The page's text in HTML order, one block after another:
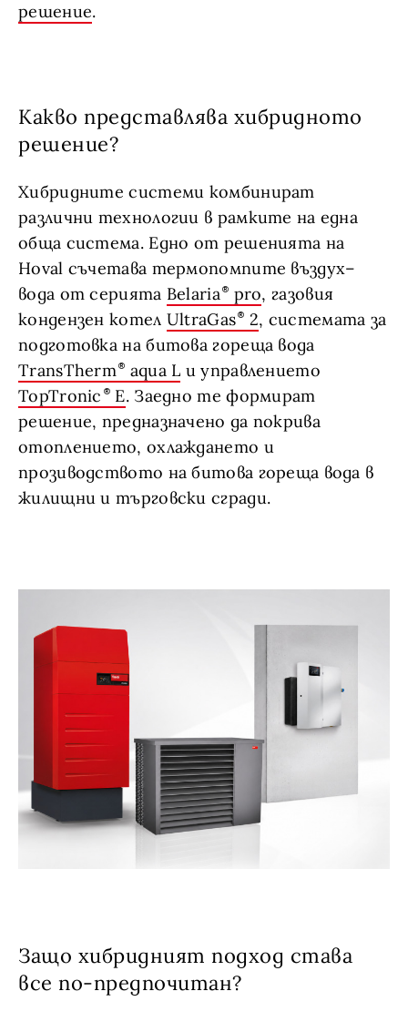
решение.
Какво представлява хибридното
решение?
Хибридните системи комбинират
различни технологии в рамките на една
обща система. Едно от решенията на
Hoval съчетава термопомпите въздух–
вода от серията Belaria pro, газовия
кондензен котел UltraGas 2, системата за
подготовка на битова гореща вода
TransTherm
aqua L и управлението
TopTronic
E. Заедно те формират
решение, предназначено да покрива
отоплението, охлаждането и
прозиводството на битова гореща вода в
жилищни и търговски сгради.
Защо хибридният подход става
все по-предпочитан?